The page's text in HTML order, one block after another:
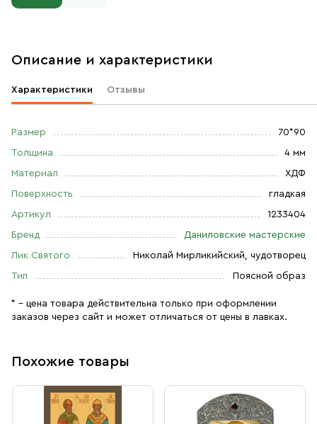
Описание и характеристики
Характеристики Отзывы
Размер 70*90
Толщина 4 мм
Материал ХДФ
Поверхность гладкая
Артикул 1233404
Бренд Даниловские мастерские
Лик Святого Николай Мирликийский, чудотворец
Тип Поясной образ
* – цена товара действительна только при оформлении
заказов через сайт и может отличаться от цены в лавках.
Похожие товары